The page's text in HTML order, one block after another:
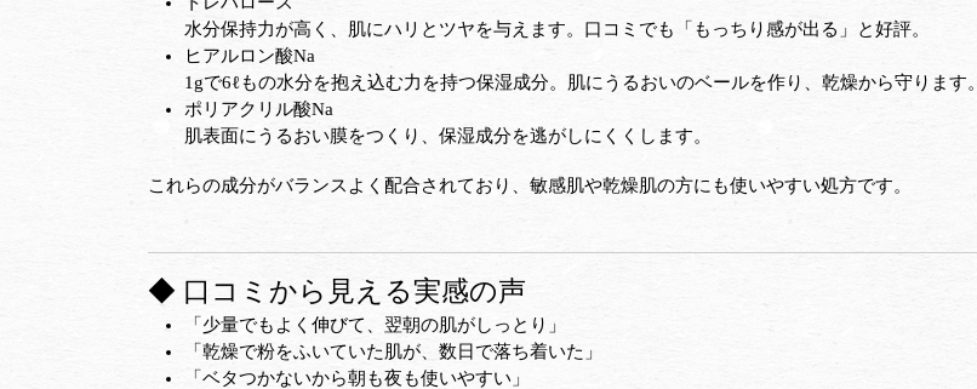
水分保持力が高く、肌にハリとツヤを与えます。口コミでも「もっちり感が出る」と好評。
ヒアルロン酸Na
1gで6ℓもの水分を抱え込む力を持つ保湿成分。肌にうるおいのベールを作り、乾燥から守ります。
ポリアクリル酸Na
肌表面にうるおい膜をつくり、保湿成分を逃がしにくくします。
これらの成分がバランスよく配合されており、敏感肌や乾燥肌の方にも使いやすい処方です。
◆ 口コミから見える実感の声
「少量でもよく伸びて、翌朝の肌がしっとり」
「乾燥で粉をふいていた肌が、数日で落ち着いた」
「ベタつかないから朝も夜も使いやすい」